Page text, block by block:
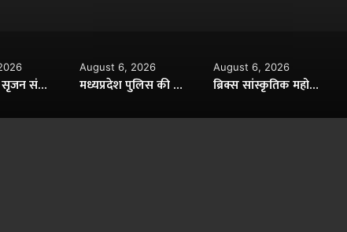
मध्यप्रदेश में सृजन संवाद अभियान का शुभारंभ
August 6, 2026
मध्यप्रदेश पुलिस की अवैध मादक पदार्थों के विरूद्ध प्रभावी कार्यवाही
August 6, 2026
ब्रिक्स सांस्कृतिक महोत्सव-2026 में हुआ छह देशों की सांस्कृतिक विरासत का प्रदर्शन